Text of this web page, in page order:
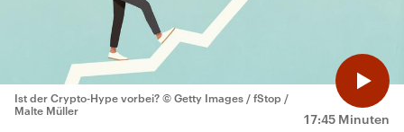
17:45 Minuten
Ist der Crypto-Hype vorbei? © Getty Images / fStop /
Malte Müller